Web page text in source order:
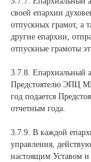
своей епархии
отпускных грамот, а
другие епархии,
отпускные грамоты
3.7.8. Епархиальный
Предстоятелю ЭПЦ
год подается
отчетным года.
3.7.9. В каждой
управления,
настоящим Уставом и